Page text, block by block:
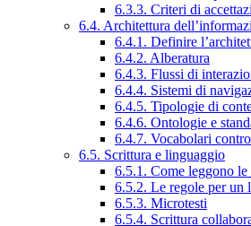
6.3.3. Criteri di
6.4. Architettura
6.4.1. Definire
6.4.2. Alberatura
6.4.3. Flussi di
6.4.4. Sistemi di
6.4.5. Tipologie di
6.4.6. Ontologie e
6.4.7. Vocabolari
6.5. Scrittura e linguaggio
6.5.1. Come leggono le
6.5.2. Le regole per un
6.5.3. Microtesti
6.5.4. Scrittura